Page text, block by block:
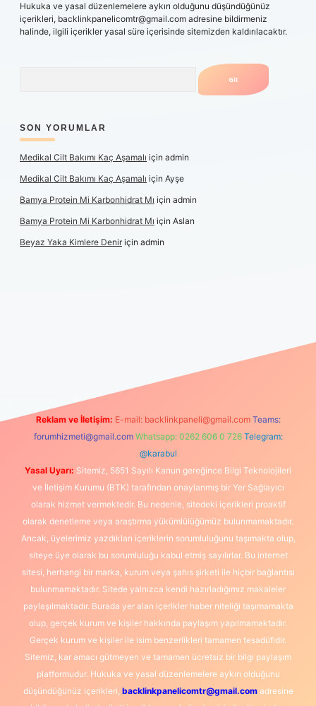
Hukuka ve yasal düzenlemelere aykırı olduğunu düşündüğünüz
içerikleri, backlinkpanelicomtr@gmail.com adresine bildirmeniz
halinde, ilgili içerikler yasal süre içerisinde sitemizden kaldırılacaktır.
SON YORUMLAR
Medikal Cilt Bakımı Kaç Aşamalı için admin
Medikal Cilt Bakımı Kaç Aşamalı için Ayşe
Bamya Protein Mi Karbonhidrat Mı için admin
Bamya Protein Mi Karbonhidrat Mı için Aslan
Beyaz Yaka Kimlere Deniriçin admin
Reklam ve İletişim: E-mail: backlinkpaneli@gmail.com Teams:
forumhizmeti@gmail.com Whatsapp: 0262 606 0 726 Telegram:
@karabul
Yasal Uyarı: Sitemiz, 5651 Sayılı Kanun gereğince Bilgi Teknolojileri
ve İletişim Kurumu (BTK) tarafından onaylanmış bir Yer Sağlayıcı
olarak hizmet vermektedir. Bu nedenle, sitedeki içerikleri proaktif
olarak denetleme veya araştırma yükümlülüğümüz bulunmamaktadır.
Ancak, üyelerimiz yazdıkları içeriklerin sorumluluğunu taşımakta olup,
siteye üye olarak bu sorumluluğu kabul etmiş sayılırlar. Bu internet
sitesi, herhangi bir marka, kurum veya şahıs şirketi ile hiçbir bağlantısı
bulunmamaktadır. Sitede yalnızca kendi hazırladığımız makaleler
paylaşılmaktadır. Burada yer alan içerikler haber niteliği taşımamakta
olup, gerçek kurum ve kişiler hakkında paylaşım yapılmamaktadır.
Gerçek kurum ve kişiler ile isim benzerlikleri tamamen tesadüfidir.
Sitemiz, kar amacı gütmeyen ve tamamen ücretsiz bir bilgi paylaşım
platformudur. Hukuka ve yasal düzenlemelere aykırı olduğunu
düşündüğünüz içerikleri, backlinkpanelicomtr@gmail.comadresine